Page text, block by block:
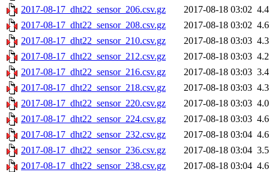
2017-08-17_dht22_sensor_206.csv.gz
2017-08-18 03:02
2017-08-17_dht22_sensor_208.csv.gz
2017-08-18 03:02
2017-08-17_dht22_sensor_210.csv.gz
2017-08-18 03:03
2017-08-17_dht22_sensor_212.csv.gz
2017-08-18 03:03
2017-08-17_dht22_sensor_216.csv.gz
2017-08-18 03:03
2017-08-17_dht22_sensor_218.csv.gz
2017-08-18 03:03
2017-08-17_dht22_sensor_220.csv.gz
2017-08-18 03:03
2017-08-17_dht22_sensor_224.csv.gz
2017-08-18 03:03
2017-08-17_dht22_sensor_232.csv.gz
2017-08-18 03:04
2017-08-17_dht22_sensor_236.csv.gz
2017-08-18 03:04
2017-08-17_dht22_sensor_238.csv.gz
2017-08-18 03:04